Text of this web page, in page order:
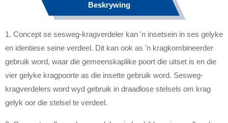
Beskrywing
1. Concept se sesweg-kragverdeler kan 'n insetsein in ses gelyke
en identiese seine verdeel. Dit kan ook as 'n kragkombineerder
gebruik word, waar die gemeenskaplike poort die uitset is en die
vier gelyke kragpoorte as die insette gebruik word. Sesweg-
kragverdelers word wyd gebruik in draadlose stelsels om krag
gelyk oor die stelsel te verdeel.